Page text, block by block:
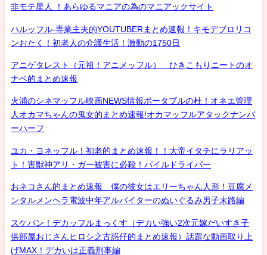
非モテ星人 ！あらゆるマニアの為のマニアックサイト
ハルッフル-専業主夫的YOUTUBERまとめ速報！キモデブロリコ
ンおたく！初老人の介護生活！激動の1750日
アニゲタレスト（元祖！アニメッフル） ひきこもりニートのオ
ナベ的まとめ速報
火浦のシネマッフル映画NEWS情報ポータブルの杜！オネエ管理
人オカマちゃんの鬼女的まとめ速報!オカマッフルアタックナンバ
ーハーフ
ユカ・ヨネッフル！初老的まとめ速報！！大帝イタチにラリアッ
ト！害獣神アリ・ガー被害に必殺！パイルドライバー
おネコさん的まとめ速報 僕の彼女はエリーちゃん人形！豆腐メ
ンタルメンヘラ電波中年アルバイターのぬいぐるみ男子末路編
スケバン！デカッフルまっくす（デカい強い2次元嫁だいすき子
供部屋おじさんヒロシ之古惑仔的まとめ速報）話題な動画取り上
げMAX！デカいは正義刑事編